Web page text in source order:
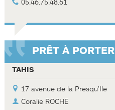
05.46.75.48.61
PRÊT À PORTER
TAHIS
17 avenue de la Presqu'Ile
Coralie ROCHE